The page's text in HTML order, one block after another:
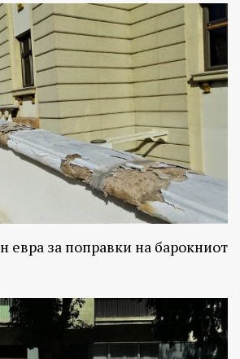
евра за поправки на барокниот